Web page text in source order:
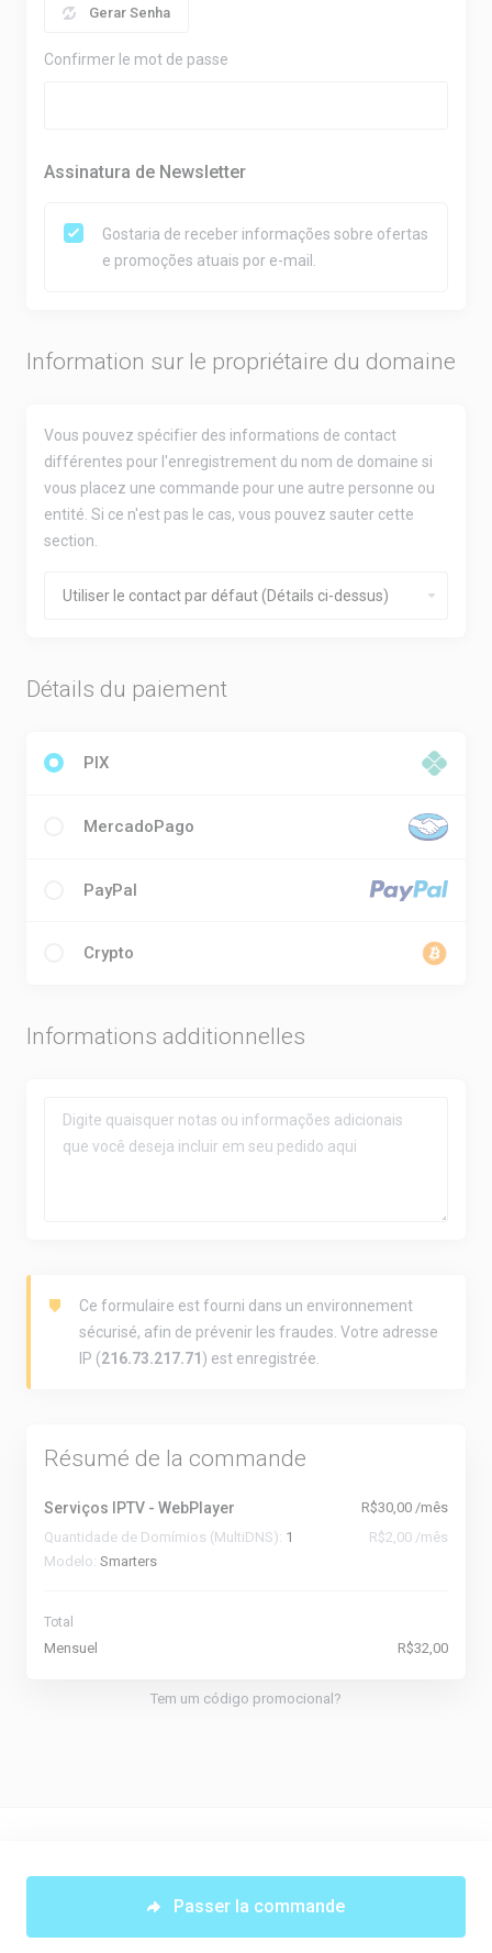
Gerar Senha
Confirmer le mot de passe
Assinatura de Newsletter
Gostaria de receber informações sobre ofertas
e promoções atuais por e-mail.
Information sur le propriétaire du domaine
Vous pouvez spécifier des informations de contact
différentes pour l'enregistrement du nom de domaine si
vous placez une commande pour une autre personne ou
entité. Si ce n'est pas le cas, vous pouvez sauter cette
section.
Détails du paiement
PIX
MercadoPago
PayPal
Crypto
Informations additionnelles
Ce formulaire est fourni dans un environnement
sécurisé, afin de prévenir les fraudes. Votre adresse
IP (216.73.217.71 ) est enregistrée.
Résumé de la commande
Serviços IPTV - WebPlayer
R$30,00 /mês
Quantidade de Domímios (MultiDNS): 1
R$2,00 /mês
Modelo: Smarters
Total
Mensuel R$32,00
Passer la commande
Tem um código promocional?